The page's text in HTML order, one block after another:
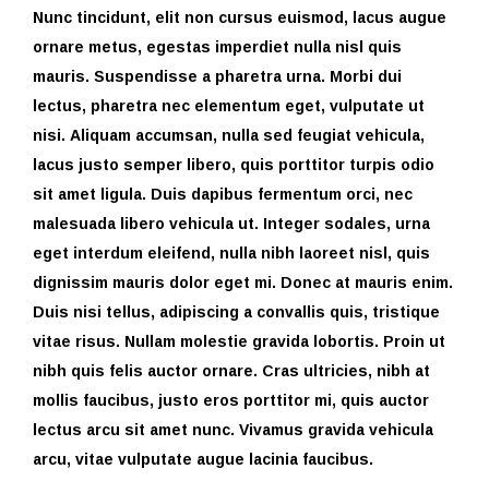
Nunc tincidunt, elit non cursus euismod, lacus augue
ornare metus, egestas imperdiet nulla nisl quis
mauris. Suspendisse a pharetra urna. Morbi dui
lectus, pharetra nec elementum eget, vulputate ut
nisi. Aliquam accumsan, nulla sed feugiat vehicula,
lacus justo semper libero, quis porttitor turpis odio
sit amet ligula. Duis dapibus fermentum orci, nec
malesuada libero vehicula ut. Integer sodales, urna
eget interdum eleifend, nulla nibh laoreet nisl, quis
dignissim mauris dolor eget mi. Donec at mauris enim.
Duis nisi tellus, adipiscing a convallis quis, tristique
vitae risus. Nullam molestie gravida lobortis. Proin ut
nibh quis felis auctor ornare. Cras ultricies, nibh at
mollis faucibus, justo eros porttitor mi, quis auctor
lectus arcu sit amet nunc. Vivamus gravida vehicula
arcu, vitae vulputate augue lacinia faucibus.